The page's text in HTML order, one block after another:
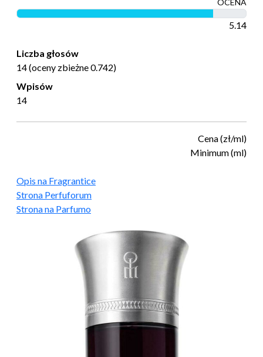
OCENA
5.14
Liczba głosów
14 (oceny zbieżne 0.742)
Wpisów
14
Cena (zł/ml)
Minimum (ml)
Opis na Fragrantice
Strona Perfuforum
Strona na Parfumo